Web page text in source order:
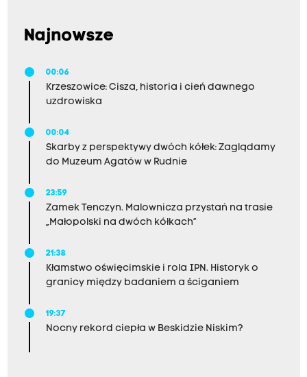
Najnowsze
00:06
Krzeszowice: Cisza, historia i cień dawnego
uzdrowiska
00:04
Skarby z perspektywy dwóch kółek: Zaglądamy
do Muzeum Agatów w Rudnie
23:59
Zamek Tenczyn. Malownicza przystań na trasie
„Małopolski na dwóch kółkach”
21:38
Kłamstwo oświęcimskie i rola IPN. Historyk o
granicy między badaniem a ściganiem
19:37
Nocny rekord ciepła w Beskidzie Niskim?